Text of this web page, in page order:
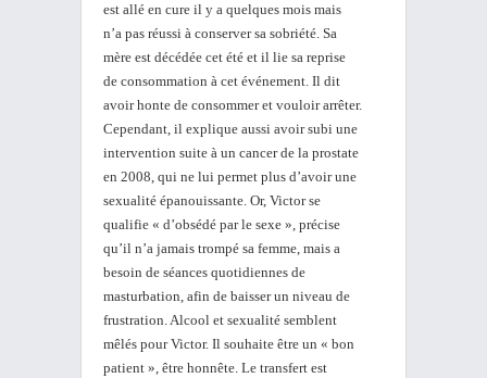
est allé en cure il y a quelques mois mais
n’a pas réussi à conserver sa sobriété. Sa
mère est décédée cet été et il lie sa reprise
de consommation à cet événement. Il dit
avoir honte de consommer et vouloir arrêter.
Cependant, il explique aussi avoir subi une
intervention suite à un cancer de la prostate
en 2008, qui ne lui permet plus d’avoir une
sexualité épanouissante. Or, Victor se
qualifie « d’obsédé par le sexe », précise
qu’il n’a jamais trompé sa femme, mais a
besoin de séances quotidiennes de
masturbation, afin de baisser un niveau de
frustration. Alcool et sexualité semblent
mêlés pour Victor. Il souhaite être un « bon
patient », être honnête. Le transfert est